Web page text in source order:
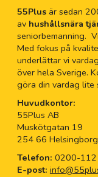
55Plusär sedan
av hushållsnära
seniorbemanning.
Med fokus på
underlättar vi
över hela Sverige.
göra din vardag lite
Huvudkontor:
55Plus AB
Muskötgatan 19
254 66 Helsingborg
Telefon: 0200-
E-post: